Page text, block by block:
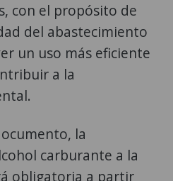
con el propósito de
del abastecimiento
un uso más eficiente
a la
la
carburante a la
obligatoria a partir